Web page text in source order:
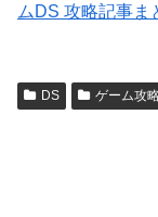
ムDS 攻略記事ま
DS ゲーム攻